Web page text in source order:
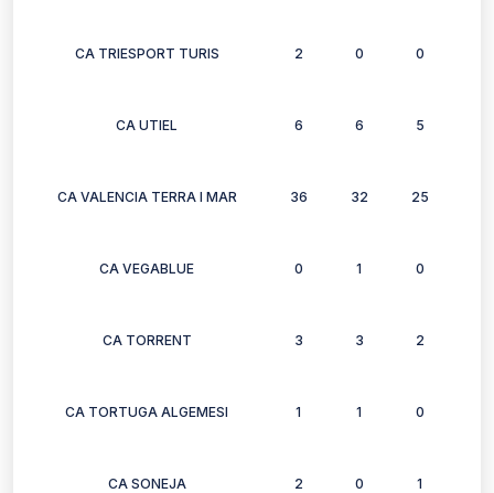
CA TRIESPORT TURIS 2 0 0
CA UTIEL 6 6 5
CA VALENCIA TERRA I MAR 36 32 25
CA VEGABLUE 0 1 0
CA TORRENT 3 3 2
CA TORTUGA ALGEMESI 1 1 0
CA SONEJA 2 0 1